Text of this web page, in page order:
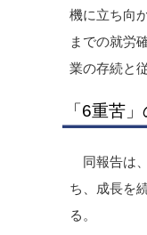
機に立ち向
までの就労
業の存続と
「6重苦
同報告は
ち、成長を
る。